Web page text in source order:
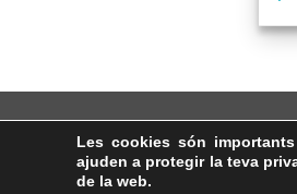
Les cookies són
ajuden a protegir la teva
de la web.